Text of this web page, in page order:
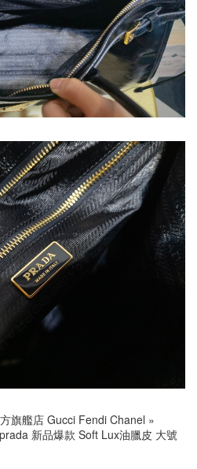
旗艦店 Gucci Fendi Chanel »
新品爆款 Soft Lux油臘皮 大號